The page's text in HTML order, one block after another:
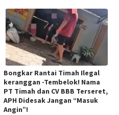
Bongkar Rantai Timah Ilegal
keranggan -Tembelok! Nama
PT Timah dan CV BBB Terseret,
APH Didesak Jangan “Masuk
Angin”!